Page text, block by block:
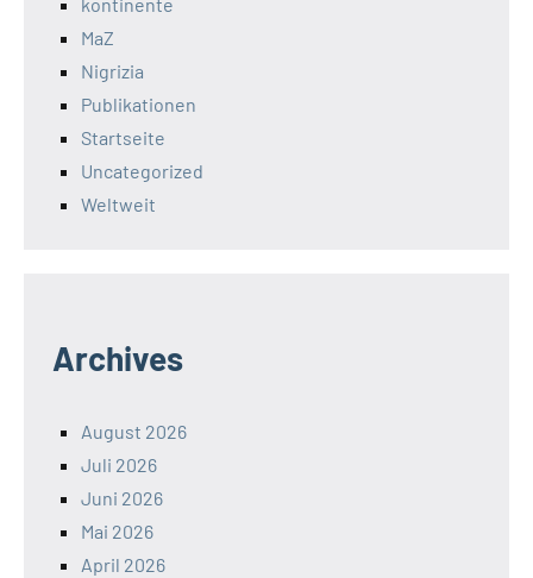
MaZ
Nigrizia
Publikationen
Startseite
Uncategorized
Weltweit
Archives
August 2026
Juli 2026
Juni 2026
Mai 2026
April 2026